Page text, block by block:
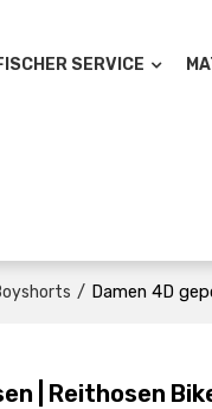
SERVICE
/ Damen 4D
| Reithosen